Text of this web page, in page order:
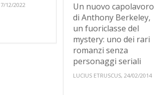
12/2022
Un nuovo capolavoro
di Anthony Berkeley,
un fuoriclasse del
mystery: uno dei rari
romanzi senza
personaggi seriali
LUCIUS ETRUSCUS, 24/02/2014